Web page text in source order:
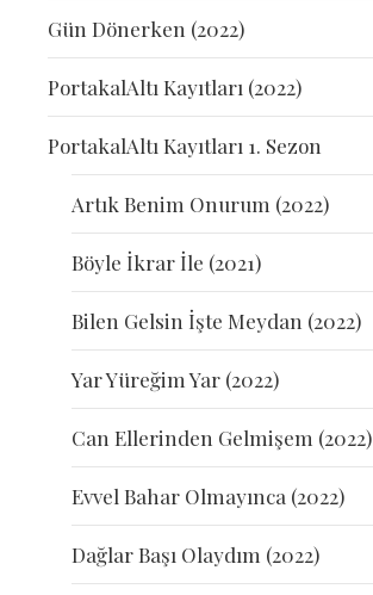
Gün Dönerken (2022)
PortakalAltı Kayıtları (2022)
PortakalAltı Kayıtları 1. Sezon
Artık Benim Onurum (2022)
Böyle İkrar İle (2021)
Bilen Gelsin İşte Meydan (2022)
Yar Yüreğim Yar (2022)
Can Ellerinden Gelmişem (2022)
Evvel Bahar Olmayınca (2022)
Dağlar Başı Olaydım (2022)